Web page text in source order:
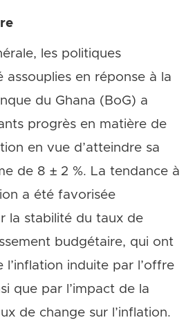
les politiques
assouplies en réponse à la
du Ghana (BoG) a
progrès en matière de
en vue d’atteindre sa
de 8 ± 2 %. La tendance à
a été favorisée
la stabilité du taux de
budgétaire, qui ont
l’inflation induite par l’offre
que par l’impact de la
de change sur l’inflation.